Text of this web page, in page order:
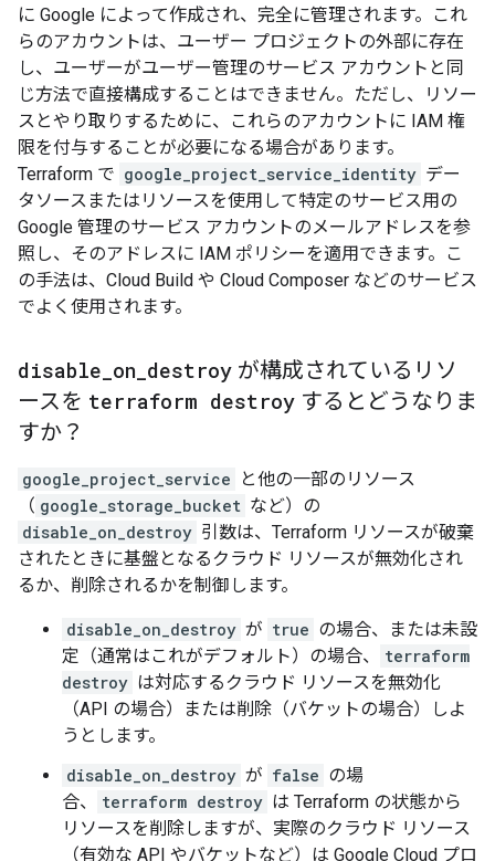
に Google によって作成され、完全に管理されます。これ
らのアカウントは、ユーザー プロジェクトの外部に存在
し、ユーザーがユーザー管理のサービス アカウントと同
じ方法で直接構成することはできません。ただし、リソー
スとやり取りするために、これらのアカウントに IAM 権
限を付与することが必要になる場合があります。
Terraform で google_project_service_identity デー
タソースまたはリソースを使用して特定のサービス用の
Google 管理のサービス アカウントのメールアドレスを参
照し、そのアドレスに IAM ポリシーを適用できます。こ
の手法は、Cloud Build や Cloud Composer などのサービス
でよく使用されます。
disable on destroy が構成されているリソ
ースを terraform destroy するとどうなりま
すか？
google_project_service
と他の一部のリソース
（ google_storage_bucket など）の
disable_on_destroy 引数は、Terraform リソースが破棄
されたときに基盤となるクラウド リソースが無効化され
るか、削除されるかを制御します。
disable_on_destroy が true の場合、または未設
定（通常はこれがデフォルト）の場合、
terraform
destroy は対応するクラウド リソースを無効化
（API の場合）または削除（バケットの場合）しよ
うとします。
disable_on_destroy が false の場
合、
terraform destroy は Terraform の状態から
リソースを削除しますが、実際のクラウド リソース
（有効な API やバケットなど）は Google Cloud プロ